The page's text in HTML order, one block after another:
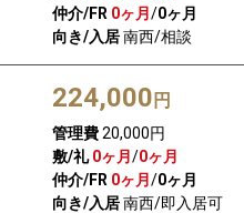
仲介/FR 0ヶ月 /0ヶ月
向き/入居南西/相談
224,000 円
管理費20,000円
敷/礼 0ヶ月 /0ヶ月
仲介/FR 0ヶ月 /0ヶ月
向き/入居南西/即入居可